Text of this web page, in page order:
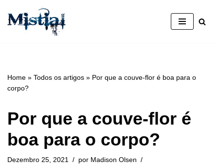
Avançar
Home » Todos os artigos » Por que a couve-flor é boa para o
corpo?
Por que a couve-flor é
boa para o corpo?
Dezembro 25, 2021 por Madison Olsen